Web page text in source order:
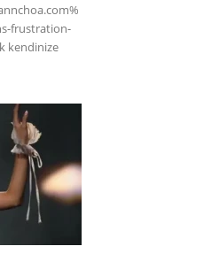
frustration-
kendinize